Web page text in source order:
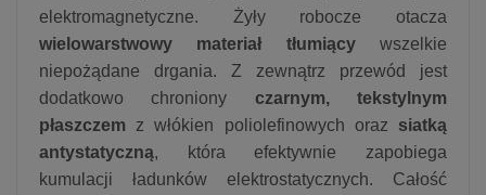
elektromagnetyczne. Żyły robocze otacza
wielowarstwowy materiał tłumiącywszelkie
niepożądane drgania. Z zewnątrz przewód jest
dodatkowo chroniony czarnym, tekstylnym
płaszczem z włókien poliolefinowych oraz siatką
antystatyczną, która efektywnie zapobiega
kumulacji ładunków elektrostatycznych. Całość